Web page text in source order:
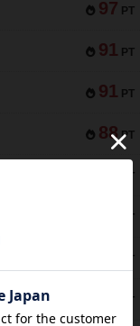
97 PT
91 PT
91 PT
88 PT
PT
PT
PT
PT